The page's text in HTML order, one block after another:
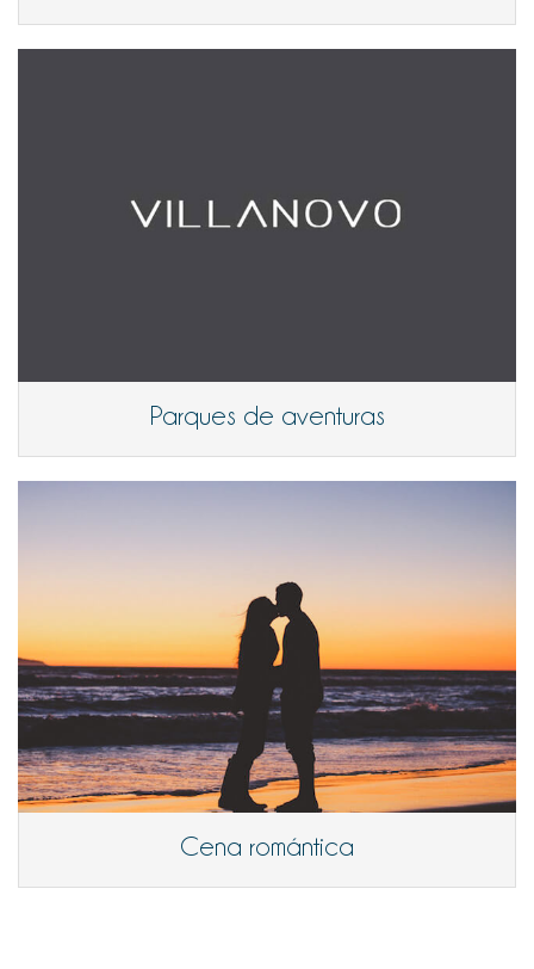
Parques de aventuras
Cena romántica